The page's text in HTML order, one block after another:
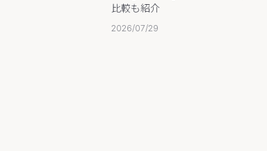
比較も紹介
2026/07/29